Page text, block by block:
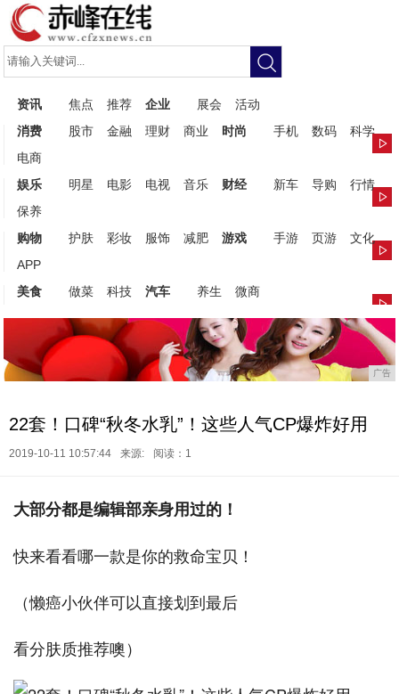
资讯 焦点 推荐 企业 展会
活动
消费
股市 金融 理财 商业 时尚 手机 数码
科学
电商
娱乐
明星 电影 电视 音乐 财经 新车 导购
行情
保养
购物
护肤 彩妆 服饰 减肥 游戏 手游 页游
文化
APP
美食
做菜 科技 汽车 养生 微商
广告
22套！口碑“秋冬水乳”！这些人气CP爆炸好用
2019-10-11 10:57:44 来源: 阅读：1
大部分都是编辑部亲身用过的！
快来看看哪一款是你的救命宝贝！
（懒癌小伙伴可以直接划到最后
看分肤质推荐噢）